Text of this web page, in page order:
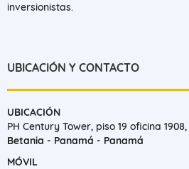
inversionistas.
UBICACIÓN Y CONTACTO
UBICACIÓN
PH Century Tower, piso 19 oficina
Betania - Panamá - Panamá
MÓVIL